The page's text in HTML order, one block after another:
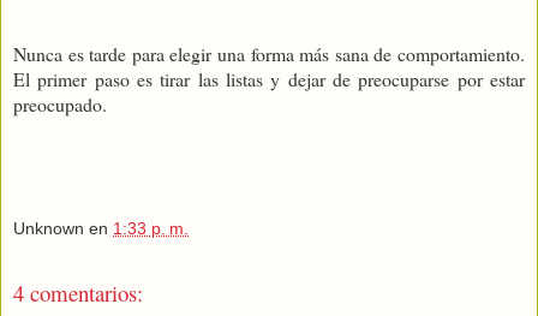
Nunca es tarde para elegir una forma más sana de comportamiento.
El primer paso es tirar las listas y dejar de preocuparse por estar
preocupado.
Unknown en 1:33 p. m.
4 comentarios: